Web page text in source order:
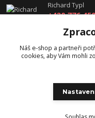
Richard Typl
+420 776
Náš e-shop a partneři
cookies, aby Vám mohli